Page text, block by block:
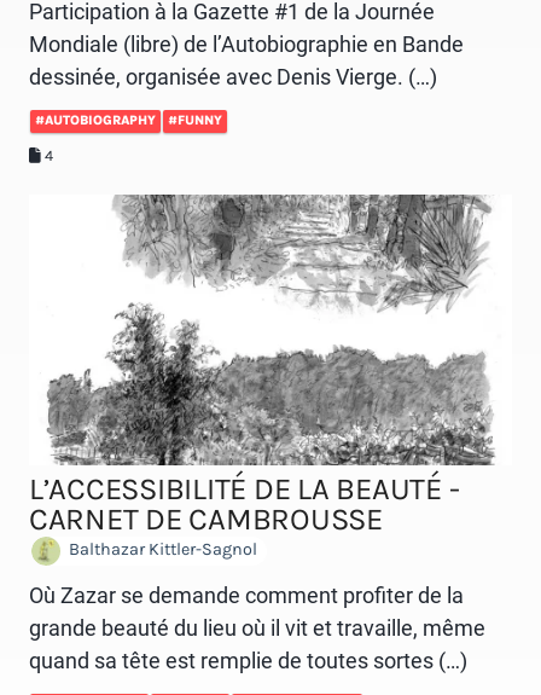
Participation à la Gazette #1 de la Journée
Mondiale (libre) de l’Autobiographie en Bande
dessinée, organisée avec Denis Vierge. (…)
#AUTOBIOGRAPHY #FUNNY
4
L’ACCESSIBILITÉ DE LA BEAUTÉ -
CARNET DE CAMBROUSSE
Balthazar Kittler-Sagnol
Où Zazar se demande comment profiter de la
grande beauté du lieu où il vit et travaille, même
quand sa tête est remplie de toutes sortes (…)